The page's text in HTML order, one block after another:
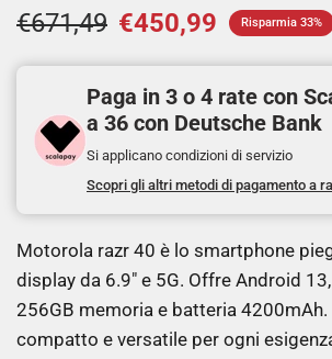
€671,49 €450,99 Risparmia 33%
Paga in 3 o 4 rate con
a 36 con Deutsche Bank
Si applicano condizioni di servizio
Scopri gli altri metodi di pagamento a
Motorola razr 40 è lo smartphone
display da 6.9" e 5G. Offre Android
256GB memoria e batteria 4200mAh.
compatto e versatile per ogni